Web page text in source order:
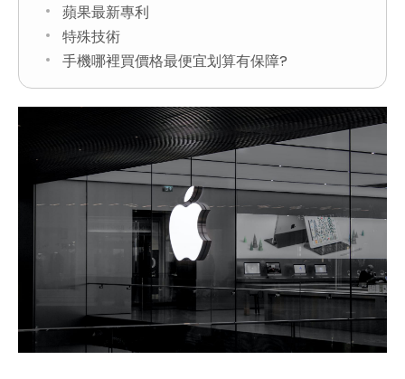
蘋果最新專利
特殊技術
手機哪裡買價格最便宜划算有保障?